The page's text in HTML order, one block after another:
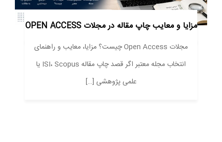
مزایا و معایب چاپ مقاله در مجلات OPEN ACCESS
مجلات Open Access چیست؟ مزایا، معایب و راهنمای
انتخاب مجله معتبر اگر قصد چاپ مقاله ISI، Scopus یا
علمی پژوهشی […]